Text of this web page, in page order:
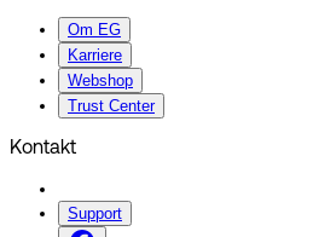
Om EG
Karriere
Webshop
Trust Center
Kontakt
Support